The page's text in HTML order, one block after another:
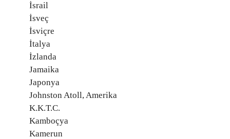
İsrail
İsveç
İsviçre
İtalya
İzlanda
Jamaika
Japonya
Johnston Atoll, Amerika
K.K.T.C.
Kamboçya
Kamerun